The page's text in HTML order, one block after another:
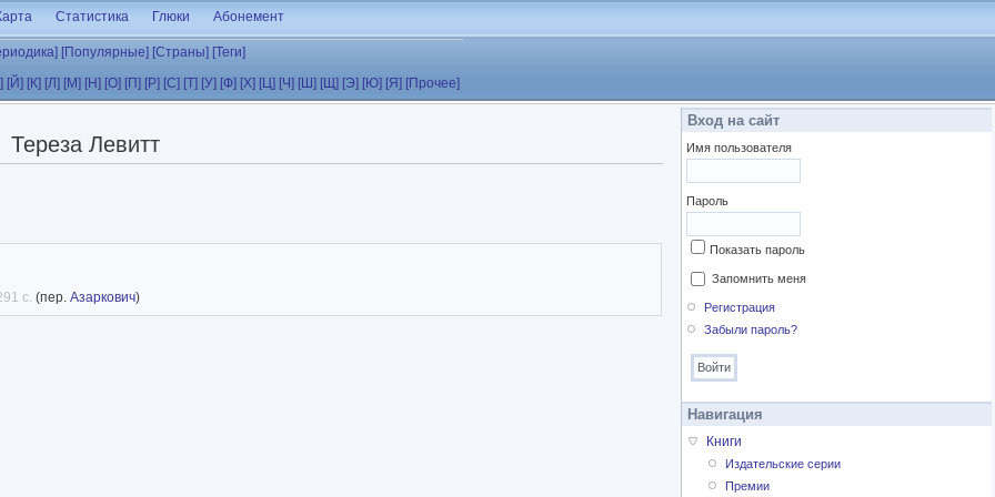
Статистика Глюки Абонемент
[Популярные] [Страны] [Теги]
[Й] [К] [Л] [М] [Н] [О] [П] [Р] [С] [Т] [У] [Ф] [Х] [Ц] [Ч] [Ш] [Щ] [Э] [Ю] [Я] [Прочее]
Тереза Левитт
с. (пер. Азаркович)
Вход на сайт
Имя пользователя
Пароль
Показать пароль
Запомнить меня
Регистрация
Забыли пароль?
Навигация
Книги
Издательские серии
Премии